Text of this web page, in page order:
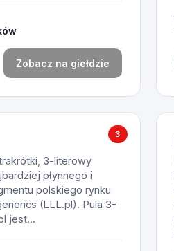
Zobacz na giełdzie
3
3-literowy
płynnego i
polskiego rynku
(LLL.pl). Pula 3-
jest...